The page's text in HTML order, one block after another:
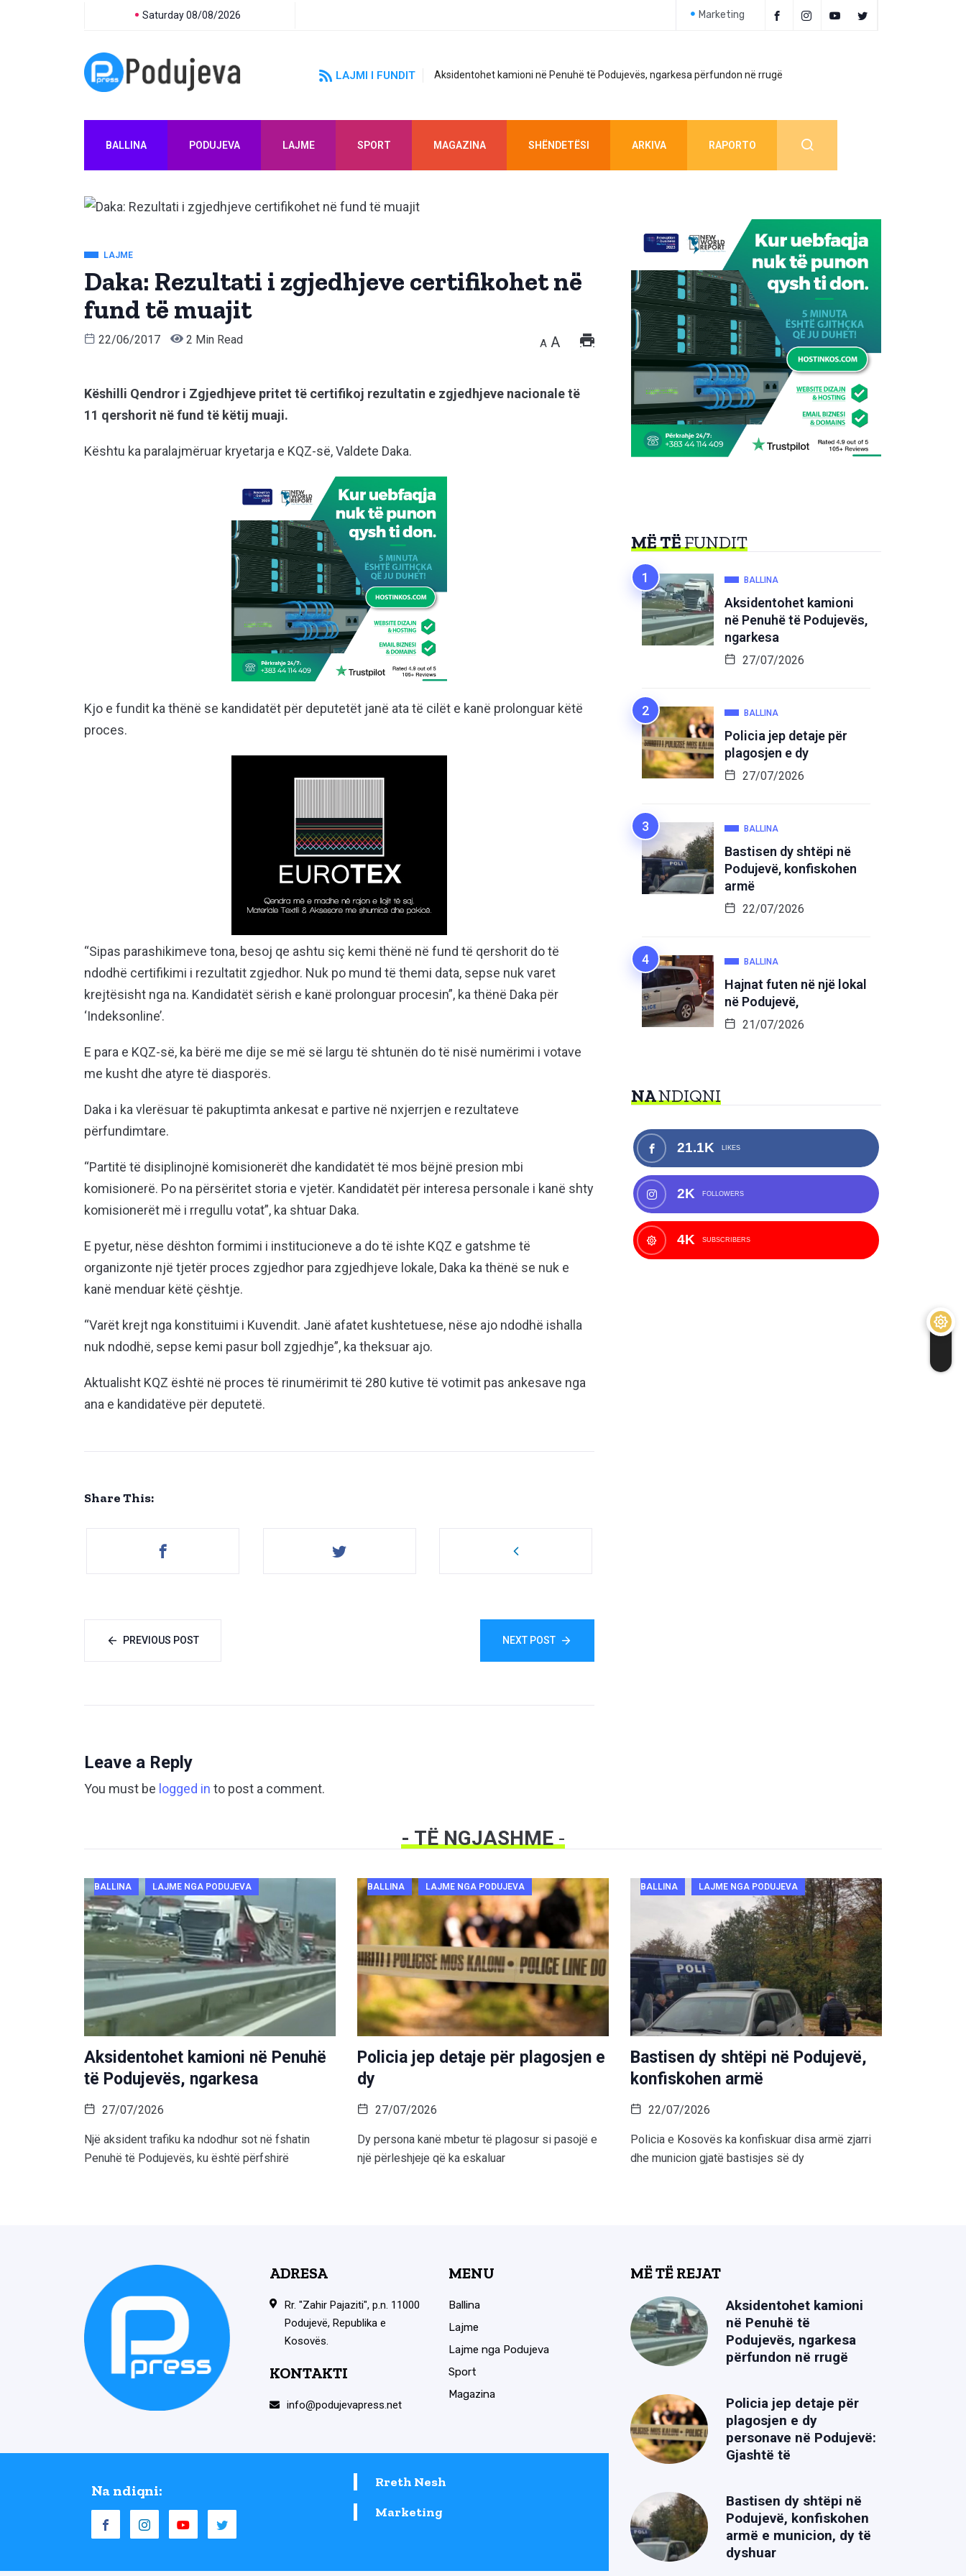
Saturday 08/08/2026 Marketing
LAJMI I FUNDIT Aksidentohet kamioni në Penuhë të Podujevës, ngarkesa përfundon në rrugë
BALLINA PODUJEVA LAJME SPORT MAGAZINA SHËNDETËSI ARKIVA RAPORTO
LAJME
Daka: Rezultati i zgjedhjeve certifikohet në
fund të muajit
22/06/2017 2 Min Read A A
Këshilli Qendror i Zgjedhjeve pritet të certifikoj rezultatin e zgjedhjeve nacionale të
11 qershorit në fund të këtij muaji.
Kështu ka paralajmëruar kryetarja e KQZ-së, Valdete Daka.
Kjo e fundit ka thënë se kandidatët për deputetët janë ata të cilët e kanë prolonguar këtë
proces.
“Sipas parashikimeve tona, besoj qe ashtu siç kemi thënë në fund të qershorit do të
ndodhë certifikimi i rezultatit zgjedhor. Nuk po mund të themi data, sepse nuk varet
krejtësisht nga na. Kandidatët sërish e kanë prolonguar procesin”, ka thënë Daka për
‘Indeksonline’.
E para e KQZ-së, ka bërë me dije se më së largu të shtunën do të nisë numërimi i votave
me kusht dhe atyre të diasporës.
Daka i ka vlerësuar të pakuptimta ankesat e partive në nxjerrjen e rezultateve
përfundimtare.
“Partitë të disiplinojnë komisionerët dhe kandidatët të mos bëjnë presion mbi
komisionerë. Po na përsëritet storia e vjetër. Kandidatët për interesa personale i kanë shty
komisionerët më i rregullu votat”, ka shtuar Daka.
E pyetur, nëse dështon formimi i institucioneve a do të ishte KQZ e gatshme të
organizonte një tjetër proces zgjedhor para zgjedhjeve lokale, Daka ka thënë se nuk e
kanë menduar këtë çështje.
“Varët krejt nga konstituimi i Kuvendit. Janë afatet kushtetuese, nëse ajo ndodhë ishalla
nuk ndodhë, sepse kemi pasur boll zgjedhje”, ka theksuar ajo.
Aktualisht KQZ është në proces të rinumërimit të 280 kutive të votimit pas ankesave nga
ana e kandidatëve për deputetë.
Share This:
PREVIOUS POST NEXT POST
Leave a Reply
You must be logged in to post a comment.
MË TËFUNDIT
BALLINA
Aksidentohet kamioni
në Penuhë të Podujevës,
ngarkesa
27/07/2026
BALLINA
Policia jep detaje për
plagosjen e dy
27/07/2026
BALLINA
Bastisen dy shtëpi në
Podujevë, konfiskohen
armë
22/07/2026
BALLINA
Hajnat futen në një lokal
në Podujevë,
21/07/2026
NANDIQNI
21.1K LIKES
2K FOLLOWERS
4K SUBSCRIBERS
- TË NGJASHME-
BALLINA LAJME NGA PODUJEVA
Aksidentohet kamioni në Penuhë
të Podujevës, ngarkesa
27/07/2026
Një aksident trafiku ka ndodhur sot në fshatin
Penuhë të Podujevës, ku është përfshirë
BALLINA LAJME NGA PODUJEVA
Policia jep detaje për plagosjen e
dy
27/07/2026
Dy persona kanë mbetur të plagosur si pasojë e
një përleshjeje që ka eskaluar
BALLINA LAJME NGA PODUJEVA
Bastisen dy shtëpi në Podujevë,
konfiskohen armë
22/07/2026
Policia e Kosovës ka konfiskuar disa armë zjarri
dhe municion gjatë bastisjes së dy
ADRESA
Rr. "Zahir Pajaziti", p.n. 11000
Podujevë, Republika e
Kosovës.
KONTAKTI
info@podujevapress.net
MENU
Ballina
Lajme
Lajme nga Podujeva
Sport
Magazina
Na ndiqni:
Rreth Nesh
Marketing
MË TË REJAT
Aksidentohet kamioni
në Penuhë të
Podujevës, ngarkesa
përfundon në rrugë
Policia jep detaje për
plagosjen e dy
personave në Podujevë:
Gjashtë të
Bastisen dy shtëpi në
Podujevë, konfiskohen
armë e municion, dy të
dyshuar